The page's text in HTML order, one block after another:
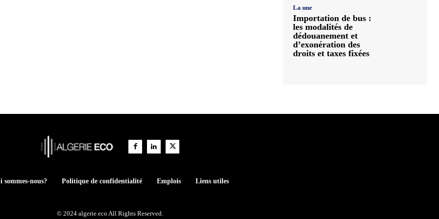
La une
Importation de bus :
les modalités de
dédouanement et
d’exonération des
droits et taxes fixées
sommes-nous? Politique de confidentialité Emplois Liens utiles
© 2024 algerie eco All Rights Reserved.